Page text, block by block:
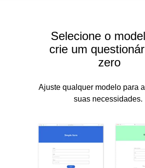
Selecione o
crie um
zero
Ajuste qualquer modelo para
suas necessidades.